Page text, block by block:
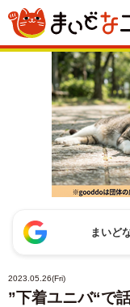
まいど
2023.05.26(Fri)
”下着ユニバ“で